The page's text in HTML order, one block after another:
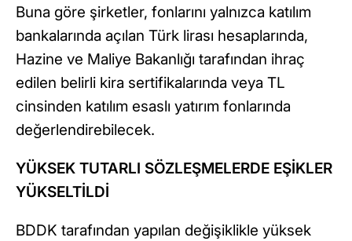
Buna göre şirketler, fonlarını yalnızca katılım
bankalarında açılan Türk lirası hesaplarında,
Hazine ve Maliye Bakanlığı tarafından ihraç
edilen belirli kira sertifikalarında veya TL
cinsinden katılım esaslı yatırım fonlarında
değerlendirebilecek.
YÜKSEK TUTARLI SÖZLEŞMELERDE EŞİKLER
YÜKSELTİLDİ
BDDK tarafından yapılan değişiklikle yüksek